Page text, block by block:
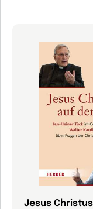
Jesus